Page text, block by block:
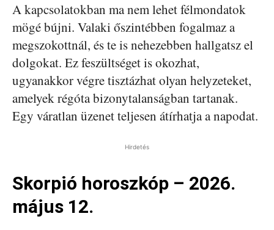
A kapcsolatokban ma nem lehet félmondatok
mögé bújni. Valaki őszintébben fogalmaz a
megszokottnál, és te is nehezebben hallgatsz el
dolgokat. Ez feszültséget is okozhat,
ugyanakkor végre tisztázhat olyan helyzeteket,
amelyek régóta bizonytalanságban tartanak.
Egy váratlan üzenet teljesen átírhatja a napodat.
Hirdetés
Skorpió horoszkóp – 2026.
május 12.